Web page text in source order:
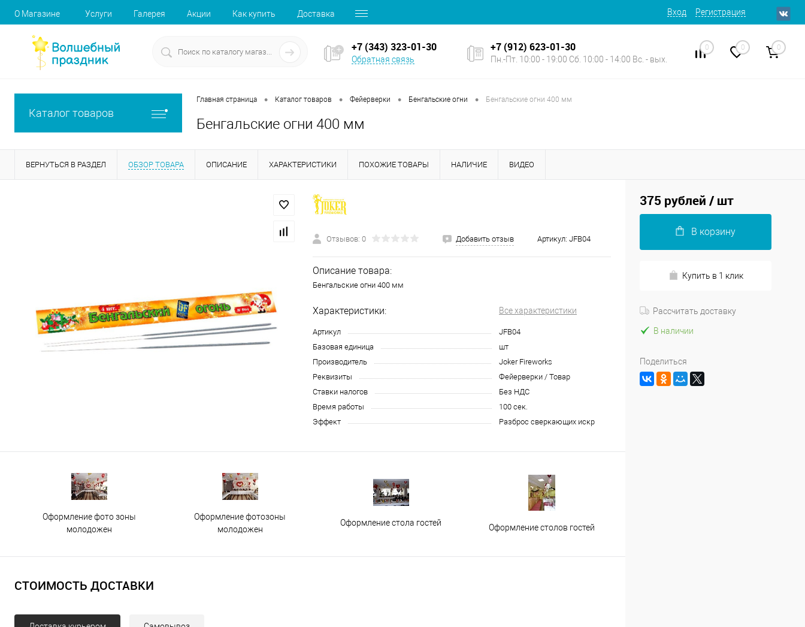
О Магазине Услуги Галерея Акции Как купить Доставка Вход Регистрация
+7 (343) 323-01-30
Обратная связь
+7 (912) 623-01-30
Пн.-Пт. 10:00 - 19:00 Сб. 10:00 - 14:00 Вс. - вых.
0 0 0
Каталог товаров
Главная страница • Каталог товаров • Фейерверки • Бенгальские огни • Бенгальские огни 400 мм
Бенгальские огни 400 мм
ВЕРНУТЬСЯ В РАЗДЕЛ ОБЗОР ТОВАРА ОПИСАНИЕ ХАРАКТЕРИСТИКИ ПОХОЖИЕ ТОВАРЫ НАЛИЧИЕ ВИДЕО
Отзывов: 0 Добавить отзыв Артикул: JFB04
Описание товара:
Бенгальские огни 400 мм
Характеристики: Все характеристики
Артикул
JFB04
Базовая единица
шт
Производитель
Joker Fireworks
Реквизиты
Фейерверки / Товар
Ставки налогов
Без НДС
Время работы
100 сек.
Эффект
Разброс сверкающих искр
Оформление фото зоны
молодожен
Оформление фотозоны
молодожен
Оформление стола гостей Оформление столов гостей
СТОИМОСТЬ ДОСТАВКИ
375 рублей / шт
В корзину
Купить в 1 клик
Рассчитать доставку
В наличии
Поделиться